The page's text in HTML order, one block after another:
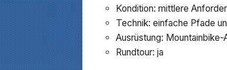
Kondition: mittlere
Technik: einfache Pfade
Ausrüstung:
Rundtour: ja